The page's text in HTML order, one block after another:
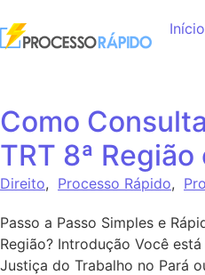
Início
Como
TRT 8ª
Direito, Processo Rápido,
Passo a Passo Simples e
Região? Introdução Você
Justiça do Trabalho no Pará